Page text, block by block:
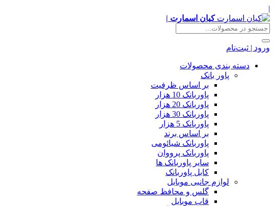
|
کیان اسمارت |
ورود | ثبت‌نام
دسته بندی محصولات
پاور بانک
بر اساس ظرفیت
پاوربانک 10 هزار
پاوربانک 20 هزار
پاوربانک 30 هزار
پاوربانک 5 هزار
بر اساس برند
پاوربانک شیائومی
پاوربانک پرووان
سایر پاوربانک ها
کابل پاوربانک
لوازم جانبی موبایل
گلس و محافظ صفحه
قاب موبایل